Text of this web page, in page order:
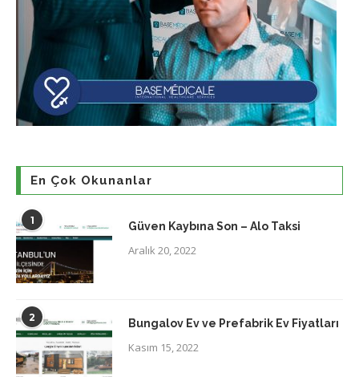
En Çok Okunanlar
1 Güven Kaybına Son – Alo Taksi
Aralık 20, 2022
2 Bungalov Ev ve Prefabrik Ev Fiyatları
Kasım 15, 2022